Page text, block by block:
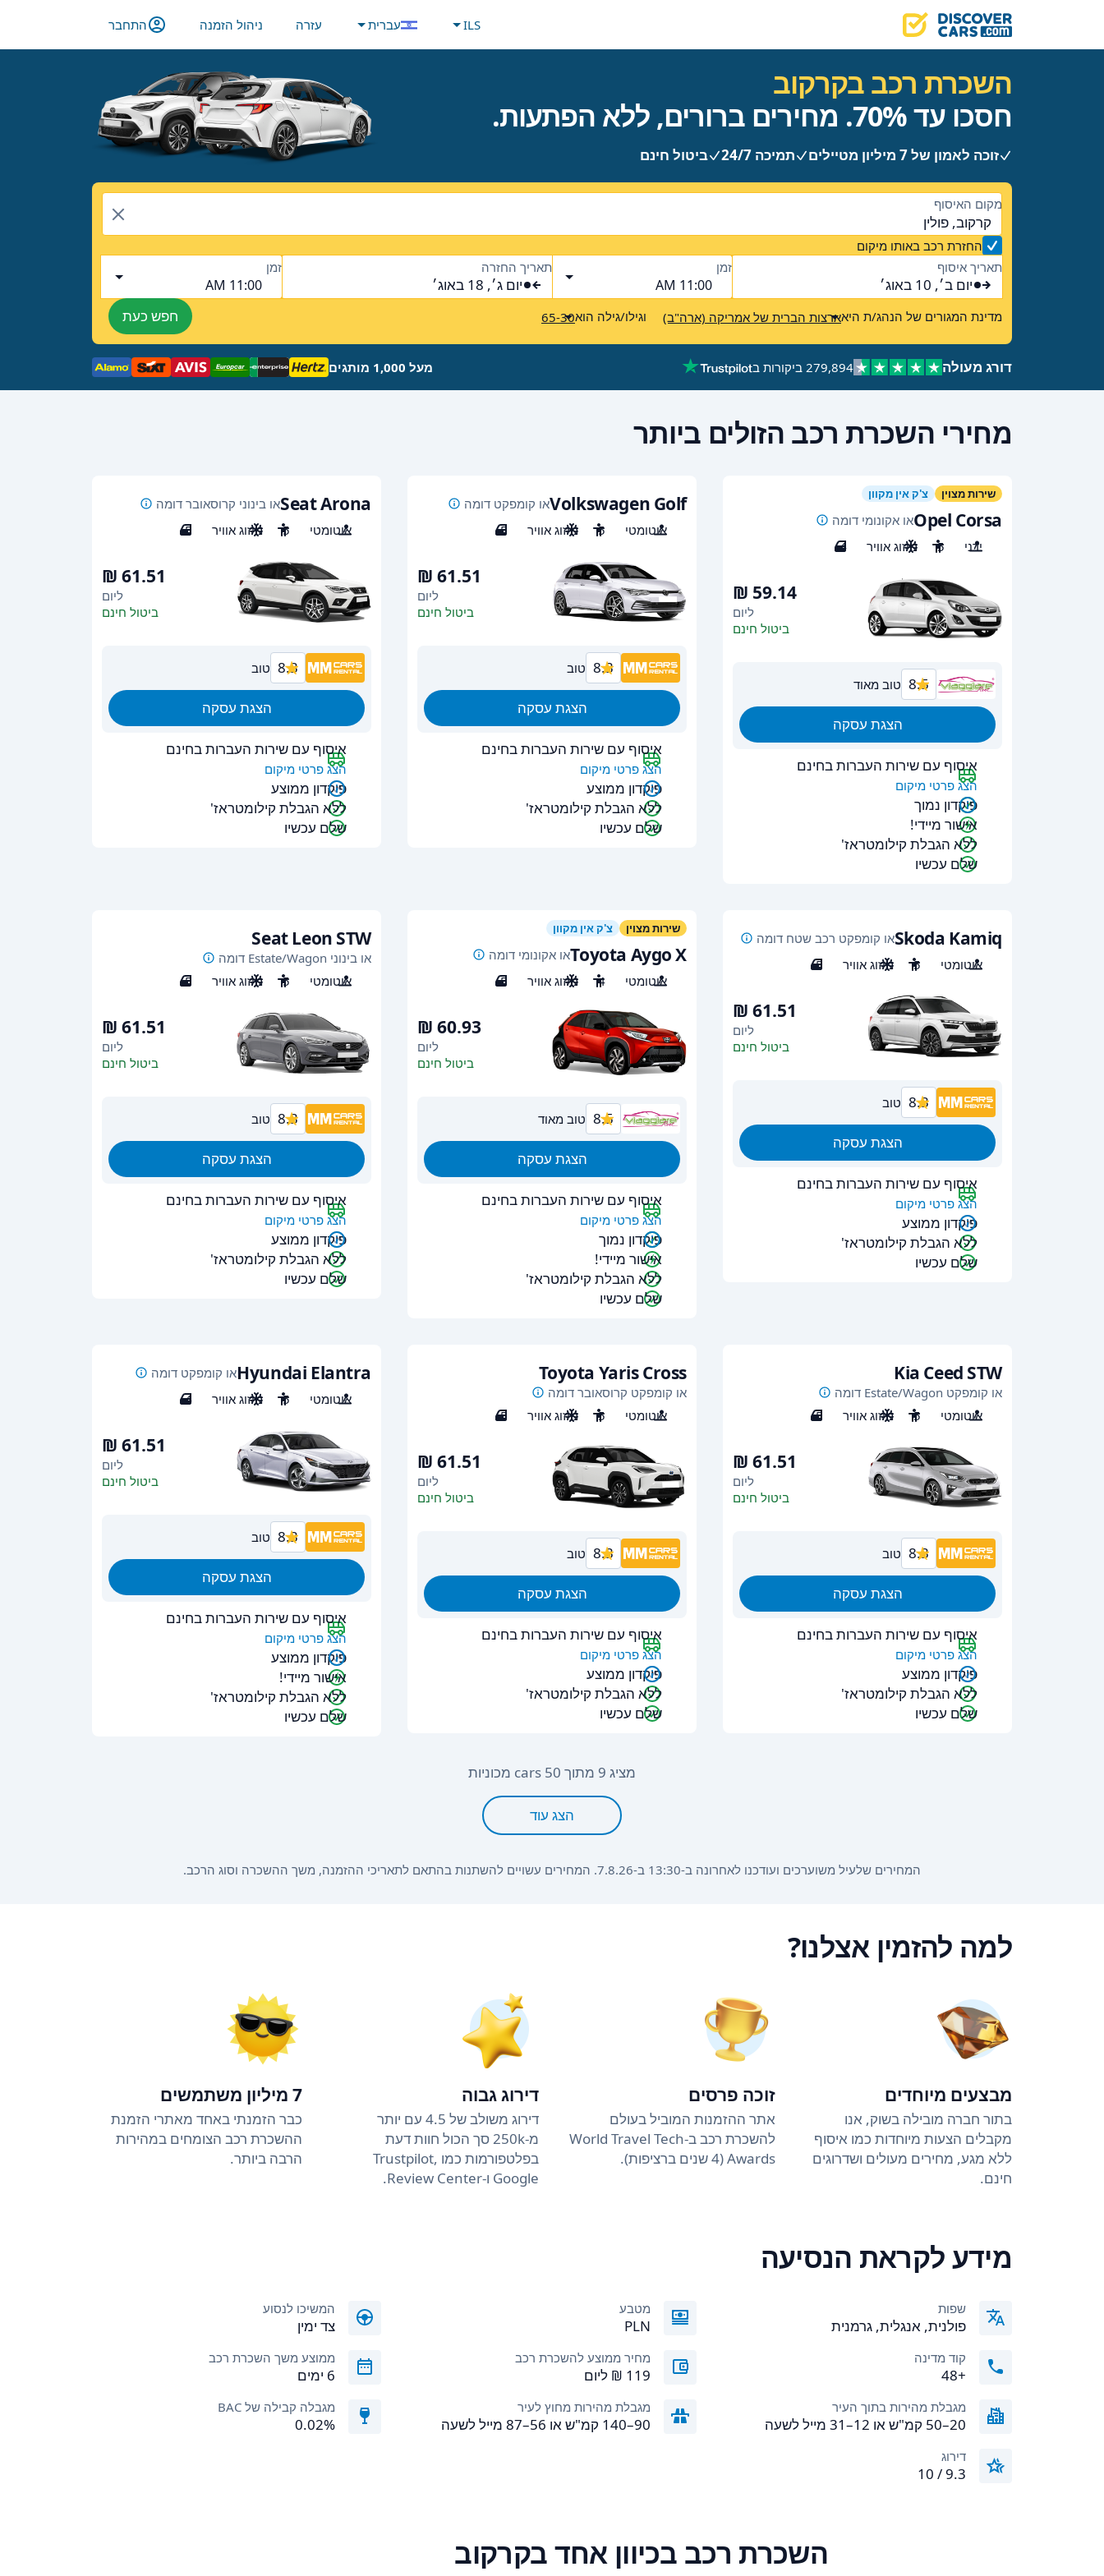
ILS עברית עזרה ניהול הזמנה התחבר
השכרת רכב בקרקוב
חסכו עד 70%. מחירים ברורים, ללא הפתעות.
זוכה לאמון של 7 מיליון מטיילים תמיכה 24/7 ביטול חינם
מקום האיסוף
קרקוב, פולין
החזרת רכב באותו מיקום
תאריך איסוף
יום ב׳, 10 באוג׳
זמן
11:00 AM
תאריך החזרה
יום ג׳, 18 באוג׳
זמן
11:00 AM
מדינת המגורים של הנהג/ת היאארצות הברית של אמריקה (ארה"ב) וגילו/גילה הוא65-30 חפש כעת
דורג מעולה 279,894 ביקורות ב מעל 1,000 מותגים
מחירי השכרת רכב הזולים ביותר
שירות מצוין צ'ק אין מקוון
Opel Corsaאו אקונומי דומה
ידני
5 מיזוג אוויר 4
ליום
ביטול חינם
8.5 טוב מאוד
הצגת עסקה
איסוף עם שירות העברות בחינם
הצג פרטי מיקום
פיקדון נמוך
אישור מיידי!
ללא הגבלת קילומטראז'
שלם עכשיו
Volkswagen Golfאו קומפקט דומה
אוטומטי
5 מיזוג אוויר 5
ליום
ביטול חינם
8.3 טוב
הצגת עסקה
איסוף עם שירות העברות בחינם
הצג פרטי מיקום
פיקדון ממוצע
ללא הגבלת קילומטראז'
שלם עכשיו
Seat Aronaאו בינוני קרוסאובר דומה
אוטומטי
5 מיזוג אוויר 5
ליום
ביטול חינם
8.3 טוב
הצגת עסקה
איסוף עם שירות העברות בחינם
הצג פרטי מיקום
פיקדון ממוצע
ללא הגבלת קילומטראז'
שלם עכשיו
Skoda Kamiqאו קומפקט רכב שטח דומה
אוטומטי
5 מיזוג אוויר 5
ליום
ביטול חינם
8.3 טוב
הצגת עסקה
איסוף עם שירות העברות בחינם
הצג פרטי מיקום
פיקדון ממוצע
ללא הגבלת קילומטראז'
שלם עכשיו
שירות מצוין צ'ק אין מקוון
Toyota Aygo Xאו אקונומי דומה
אוטומטי
4 מיזוג אוויר 5
ליום
ביטול חינם
8.5 טוב מאוד
הצגת עסקה
איסוף עם שירות העברות בחינם
הצג פרטי מיקום
פיקדון נמוך
אישור מיידי!
ללא הגבלת קילומטראז'
שלם עכשיו
Seat Leon STW
או בינוני Estate/Wagon דומה
אוטומטי
5 מיזוג אוויר 5
ליום
ביטול חינם
8.3 טוב
הצגת עסקה
איסוף עם שירות העברות בחינם
הצג פרטי מיקום
פיקדון ממוצע
ללא הגבלת קילומטראז'
שלם עכשיו
Kia Ceed STW
או קומפקט Estate/Wagon דומה
אוטומטי
5 מיזוג אוויר 5
ליום
ביטול חינם
8.3 טוב
הצגת עסקה
איסוף עם שירות העברות בחינם
הצג פרטי מיקום
פיקדון ממוצע
ללא הגבלת קילומטראז'
שלם עכשיו
Toyota Yaris Cross
או קומפקט קרוסאובר דומה
אוטומטי
5 מיזוג אוויר 5
ליום
ביטול חינם
8.3 טוב
הצגת עסקה
איסוף עם שירות העברות בחינם
הצג פרטי מיקום
פיקדון ממוצע
ללא הגבלת קילומטראז'
שלם עכשיו
Hyundai Elantraאו קומפקט דומה
אוטומטי
5 מיזוג אוויר 4
ליום
ביטול חינם
8.3 טוב
הצגת עסקה
איסוף עם שירות העברות בחינם
הצג פרטי מיקום
פיקדון ממוצע
אישור מיידי!
ללא הגבלת קילומטראז'
שלם עכשיו
מציג 9 מתוך 50 cars מכוניות
הצג עוד
המחירים שלעיל משוערכים ועודכנו לאחרונה ב-13:30 ב-7.8.26. המחירים עשויים להשתנות בהתאם לתאריכי ההזמנה, משך ההשכרה וסוג הרכב.
למה להזמין אצלנו?
מבצעים מיוחדים
בתור חברה מובילה בשוק, אנו
מקבלים הצעות מיוחדות כמו איסוף
ללא מגע, מחירים מעולים ושדרוגים
חינם.
זוכה פרסים
אתר ההזמנות המוביל בעולם
להשכרת רכב ב-World Travel Tech
Awards (4 שנים ברציפות).
דירוג גבוה
דירוג משולב של 4.5 עם יותר
מ-250k סך הכול חוות דעת
בפלטפורמות כמו Trustpilot,
Google ו-Review Center.
7 מיליון משתמשים
כבר הזמנתי באחד מאתרי הזמנת
ההשכרת רכב הצומחים במהירות
הרבה ביותר.
מידע לקראת הנסיעה
שפות
פולנית, אנגלית, גרמנית
מטבע
PLN
המשיכו לנסוע
צד ימין
קוד מדינה
+48
מחיר ממוצע להשכרת רכב ממוצע משך השכרת רכב
6 ימים
מגבלת מהירות בתוך העיר
20–50 קמ"ש או 12–31 מייל לשעה
מגבלת מהירות מחוץ לעיר
90–140 קמ"ש או 56–87 מייל לשעה
מגבלה קבילה של BAC
0.02%
דירוג
9.3 / 10
השכרת רכב בכיוון אחד בקרקוב